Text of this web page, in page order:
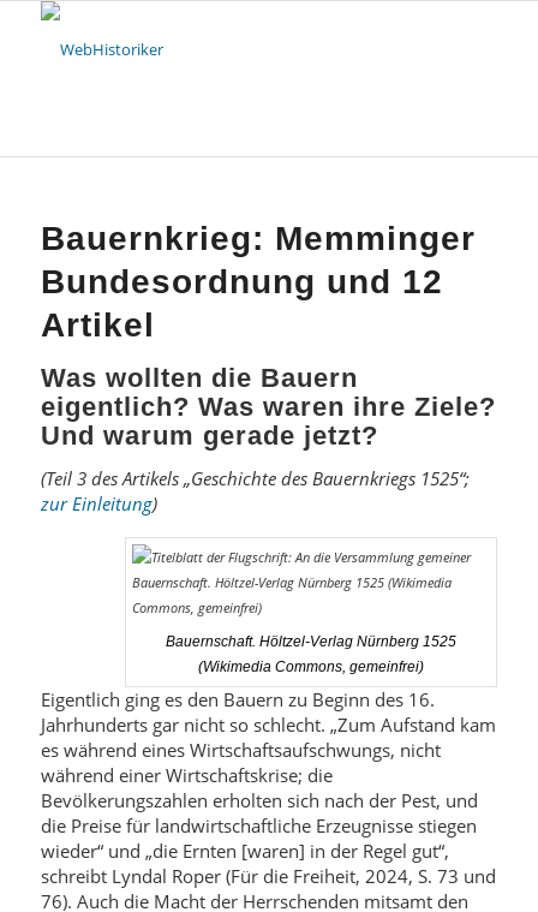
Bauernkrieg: Memminger
Bundesordnung und 12
Artikel
Was wollten die Bauern
eigentlich? Was waren ihre Ziele?
Und warum gerade jetzt?
(Teil 3 des Artikels „Geschichte des Bauernkriegs 1525“;
zur Einleitung)
Bauernschaft. Höltzel-Verlag Nürnberg 1525
(Wikimedia Commons, gemeinfrei)
Eigentlich ging es den Bauern zu Beginn des 16.
Jahrhunderts gar nicht so schlecht. „Zum Aufstand kam
es während eines Wirtschaftsaufschwungs, nicht
während einer Wirtschaftskrise; die
Bevölkerungszahlen erholten sich nach der Pest, und
die Preise für landwirtschaftliche Erzeugnisse stiegen
wieder“ und „die Ernten [waren] in der Regel gut“,
schreibt Lyndal Roper (Für die Freiheit, 2024, S. 73 und
76). Auch die Macht der Herrschenden mitsamt den